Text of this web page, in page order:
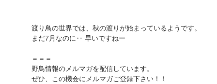
渡り鳥の世界では、秋の渡りが始まっているようです。
まだ7月なのに‥ 早いですねー
＝＝＝
野鳥情報のメルマガを配信しています。
ぜひ、この機会にメルマガご登録下さい！！